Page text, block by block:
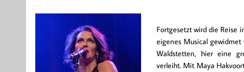
Fortgesetzt wird die Reise
eigenes Musical
Waldstetten, hier eine
verleiht. Mit Maya